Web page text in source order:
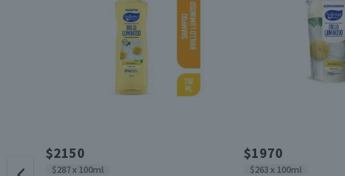
$2150
$287 x 100ml
$1970
$263 x 100ml